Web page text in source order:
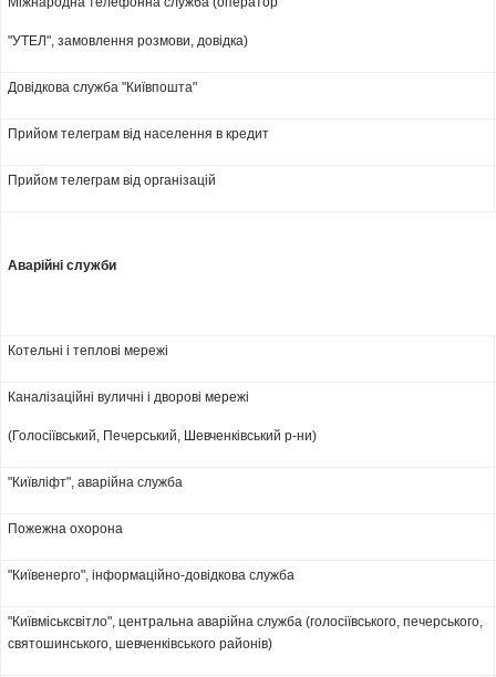
"УТЕЛ", замовлення розмови, довідка)
Довідкова служба "Київпошта"
Прийом телеграм від населення в кредит
Прийом телеграм від організацій
Аварійні служби
Котельні і теплові мережі
Каналізаційні вуличні і дворові мережі
(Голосіївський, Печерський, Шевченківський р-ни)
"Київліфт", аварійна служба
Пожежна охорона
"Київенерго", інформаційно-довідкова служба
"Київміськсвітло", центральна аварійна служба (голосіївського, печерського,
святошинського, шевченківського районів)